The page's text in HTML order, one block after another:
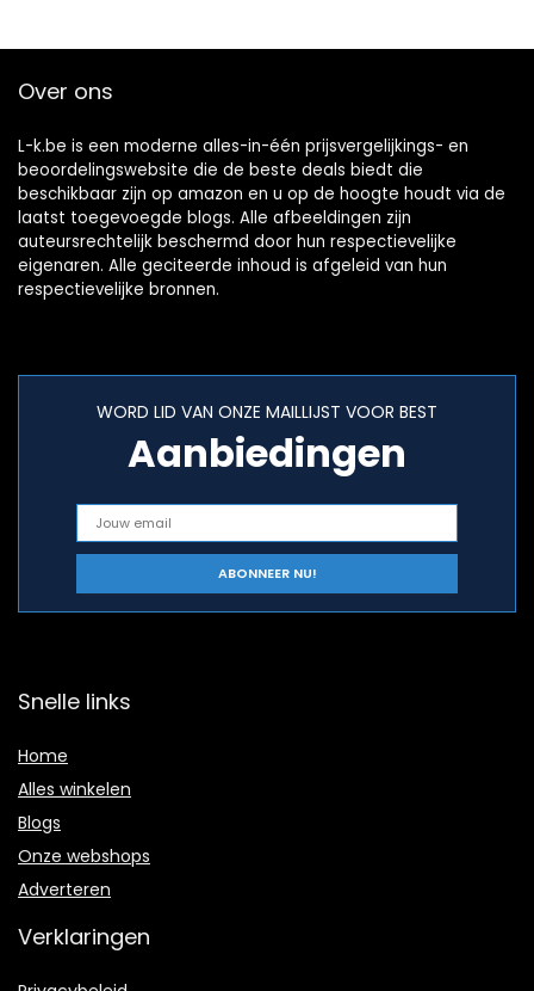
Over ons
L-k.be is een moderne alles-in-één prijsvergelijkings- en
beoordelingswebsite die de beste deals biedt die
beschikbaar zijn op amazon en u op de hoogte houdt via de
laatst toegevoegde blogs. Alle afbeeldingen zijn
auteursrechtelijk beschermd door hun respectievelijke
eigenaren. Alle geciteerde inhoud is afgeleid van hun
respectievelijke bronnen.
WORD LID VAN ONZE MAILLIJST VOOR BEST
Aanbiedingen
Snelle links
Home
Alles winkelen
Blogs
Onze webshops
Adverteren
Verklaringen